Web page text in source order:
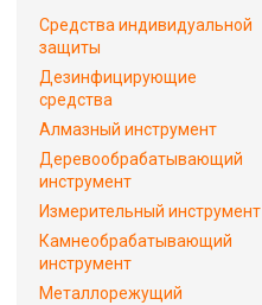
Средства индивидуальной
защиты
Дезинфицирующие
средства
Алмазный инструмент
Деревообрабатывающий
инструмент
Измерительный инструмент
Камнеобрабатывающий
инструмент
Металлорежущий